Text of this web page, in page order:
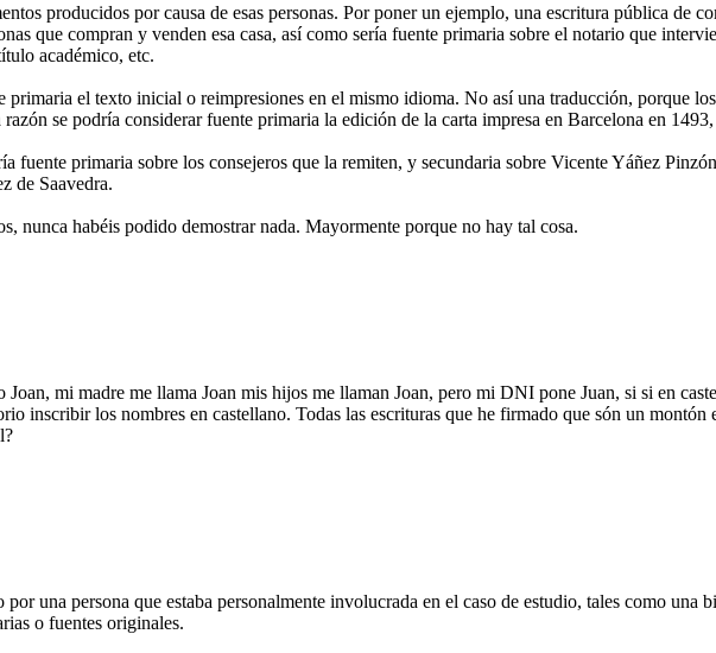
producidos por causa de esas personas. Por poner un ejemplo, una escritura pública de
que compran y venden esa casa, así como sería fuente primaria sobre el notario que
académico, etc.
primaria el texto inicial o reimpresiones en el mismo idioma. No así una traducción, porque
se podría considerar fuente primaria la edición de la carta impresa en Barcelona en
fuente primaria sobre los consejeros que la remiten, y secundaria sobre Vicente Yáñez
de Saavedra.
nunca habéis podido demostrar nada. Mayormente porque no hay tal cosa.
mi madre me llama Joan mis hijos me llaman Joan, pero mi DNI pone Juan, si si en
inscribir los nombres en castellano. Todas las escrituras que he firmado que són un montón
una persona que estaba personalmente involucrada en el caso de estudio, tales como
o fuentes originales.